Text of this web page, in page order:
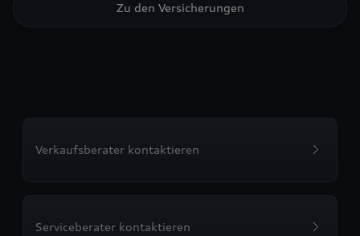
Zu den Versicherungen
Verkaufsberater kontaktieren
Serviceberater kontaktieren